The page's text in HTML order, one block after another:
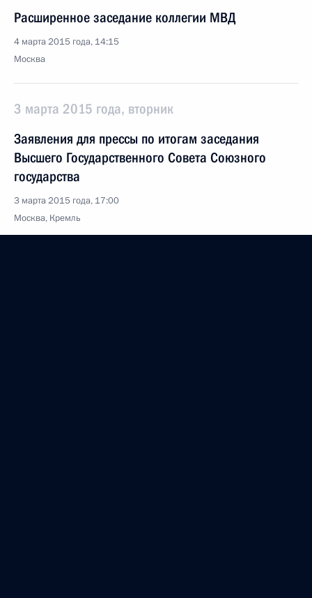
Расширенное заседание коллегии МВД
4 марта 2015 года, 14:15
Москва
3 марта 2015 года, вторник
Заявления для прессы по итогам заседания
Высшего Государственного Совета Союзного
государства
3 марта 2015 года, 17:00
Москва, Кремль